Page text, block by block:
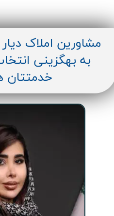
مشاورین املاک
به بهگزینی
خدمتتان